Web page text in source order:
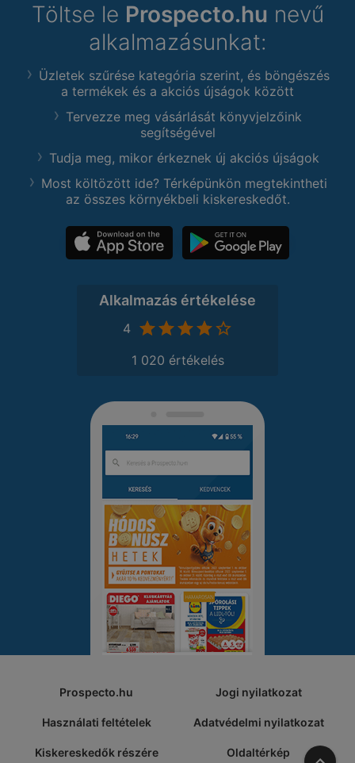
Töltse le Prospecto.hu nevű
alkalmazásunkat:
Üzletek szűrése kategória szerint, és böngészés
a termékek és a akciós újságok között
Tervezze meg vásárlását könyvjelzőink
segítségével
Tudja meg, mikor érkeznek új akciós újságok
Most költözött ide? Térképünkön megtekintheti
az összes környékbeli kiskereskedőt.
Alkalmazás értékelése
4
1 020 értékelés
Prospecto.hu Jogi nyilatkozat
Használati feltételek Adatvédelmi nyilatkozat
Kiskereskedők részére Oldaltérkép A